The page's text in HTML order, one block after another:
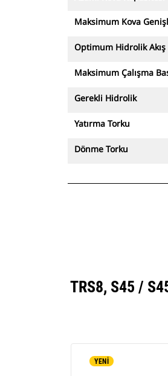
Maksimum Kova
Optimum Hidrolik Akış
Maksimum Çalışma
Gerekli Hidrolik
Yatırma Torku
Dönme Torku
TRS8, S45 /
YENİ